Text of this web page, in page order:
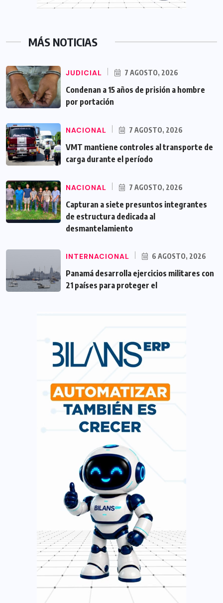
MÁS NOTICIAS
JUDICIAL 7 AGOSTO, 2026
Condenan a 15 años de prisión a hombre
por portación
NACIONAL 7 AGOSTO, 2026
VMT mantiene controles al transporte de
carga durante el período
NACIONAL 7 AGOSTO, 2026
Capturan a siete presuntos integrantes
de estructura dedicada al
desmantelamiento
INTERNACIONAL 6 AGOSTO, 2026
Panamá desarrolla ejercicios militares con
21 países para proteger el